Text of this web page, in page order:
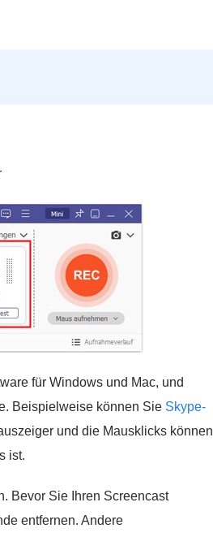
für Windows und Mac, und
Beispielweise können Sie Skype-
und die Mausklicks können
ist.
Bevor Sie Ihren Screencast
entfernen. Andere